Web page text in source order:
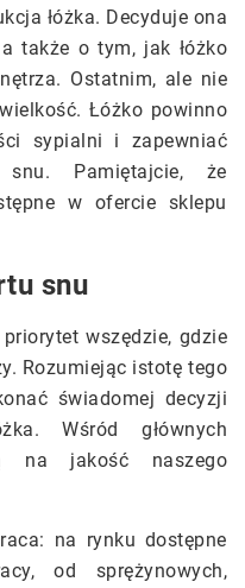
łóżka. Decyduje ona
także o tym, jak łóżko
Ostatnim, ale nie
Łóżko powinno
sypialni i zapewniać
Pamiętajcie, że
w ofercie sklepu
snu
wszędzie, gdzie
Rozumiejąc istotę tego
świadomej decyzji
Wśród głównych
na jakość naszego
na rynku dostępne
od sprężynowych,